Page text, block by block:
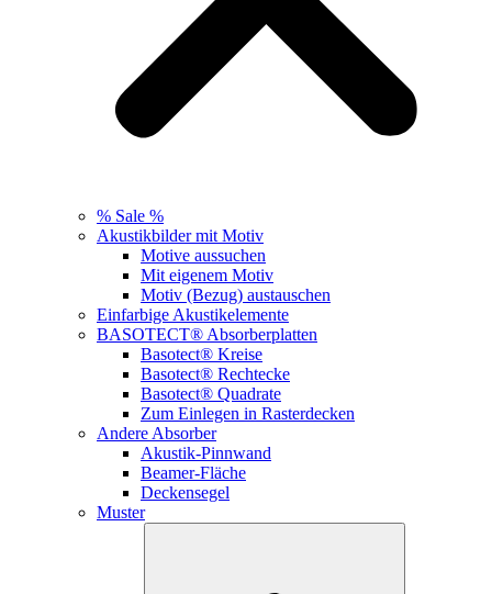
% Sale %
Akustikbilder mit Motiv
Motive aussuchen
Mit eigenem Motiv
Motiv (Bezug) austauschen
Einfarbige Akustikelemente
BASOTECT® Absorberplatten
Basotect® Kreise
Basotect® Rechtecke
Basotect® Quadrate
Zum Einlegen in Rasterdecken
Andere Absorber
Akustik-Pinnwand
Beamer-Fläche
Deckensegel
Muster